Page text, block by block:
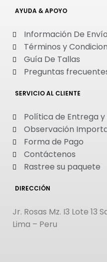
AYUDA & APOYO
Información De Envío
Términos y
Guía De Tallas
Preguntas
SERVICIO AL CLIENTE
Política de Entrega
Observación
Forma de Pago
Contáctenos
Rastree su paquete
DIRECCIÓN
Jr. Rosas Mz. I3 Lote 13
Lima – Peru